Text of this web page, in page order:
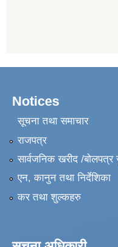
Notices
सूचना तथा समाचार
राजपत्र
सार्वजनिक खरीद /बोलपत्र
एन, कानुन तथा निर्देशिका
कर तथा शुल्कहरु